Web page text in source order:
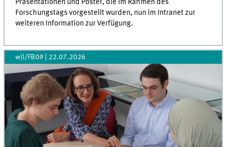
Präsentationen und Poster, die im Rahmen des
Forschungstags vorgestellt wurden, nun im Intranet zur
weiteren Information zur Verfügung.
w|l/FB09 22.07.2026